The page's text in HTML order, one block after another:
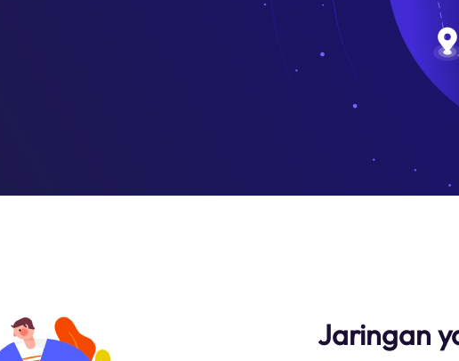
Jaringan